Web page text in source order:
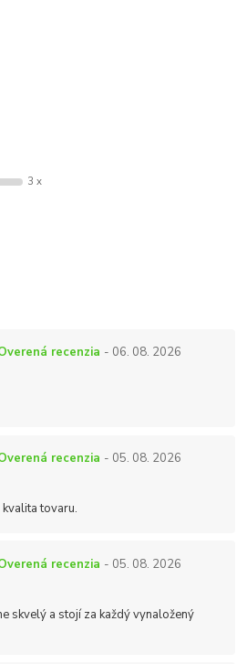
3 x
recenzia - 06. 08. 2026
recenzia - 05. 08. 2026
tovaru.
recenzia - 05. 08. 2026
skvelý a stojí za každý vynaložený